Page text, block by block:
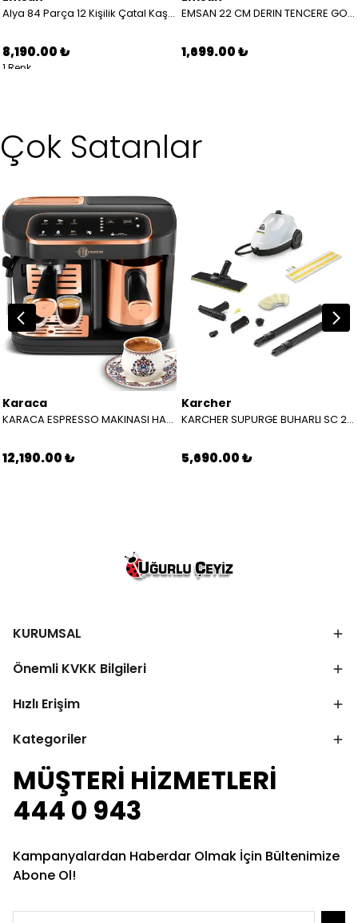
Alya 84 Parça 12 Kişilik Çatal Kaşık Bıçak Takımı Lüks Kutulu
8,190.00 ₺
1 Renk
EMSAN 22 CM DERIN TENCERE GOURMET 8699343539340
1,699.00 ₺
Çok Satanlar
Karaca
KARACA ESPRESSO MAKINASI HATIR PERFETTO ESPRESSO T.K.M. COPPER 8683650465904
12,190.00 ₺
Karcher
KARCHER SUPURGE BUHARLI SC 2 EASYFIX EU BEYAZ 15126000
5,690.00 ₺
KURUMSAL
Önemli KVKK Bilgileri
Hızlı Erişim
Kategoriler
MÜŞTERİ HİZMETLERİ
444 0 943
Kampanyalardan Haberdar Olmak İçin Bültenimize
Abone Ol!